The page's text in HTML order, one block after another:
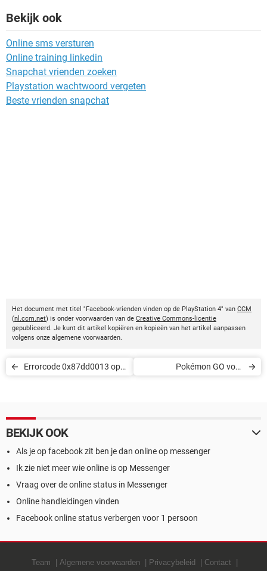
Bekijk ook
Online sms versturen
Online training linkedin
Snapchat vrienden zoeken
Playstation wachtwoord vergeten
Beste vrienden snapchat
Het document met titel "Facebook-vrienden vinden op de PlayStation 4" van CCM
(nl.ccm.net) is onder voorwaarden van de Creative Commons-licentie
gepubliceerd. Je kunt dit artikel kopiëren en kopieën van het artikel aanpassen
volgens onze algemene voorwaarden.
Errorcode 0x87dd0013 op
Pokémon GO voor
BEKIJK OOK
Als je op facebook zit ben je dan online op messenger
Ik zie niet meer wie online is op Messenger
Vraag over de online status in Messenger
Online handleidingen vinden
Facebook online status verbergen voor 1 persoon
Team Algemene voorwaarden Privacybeleid Contact